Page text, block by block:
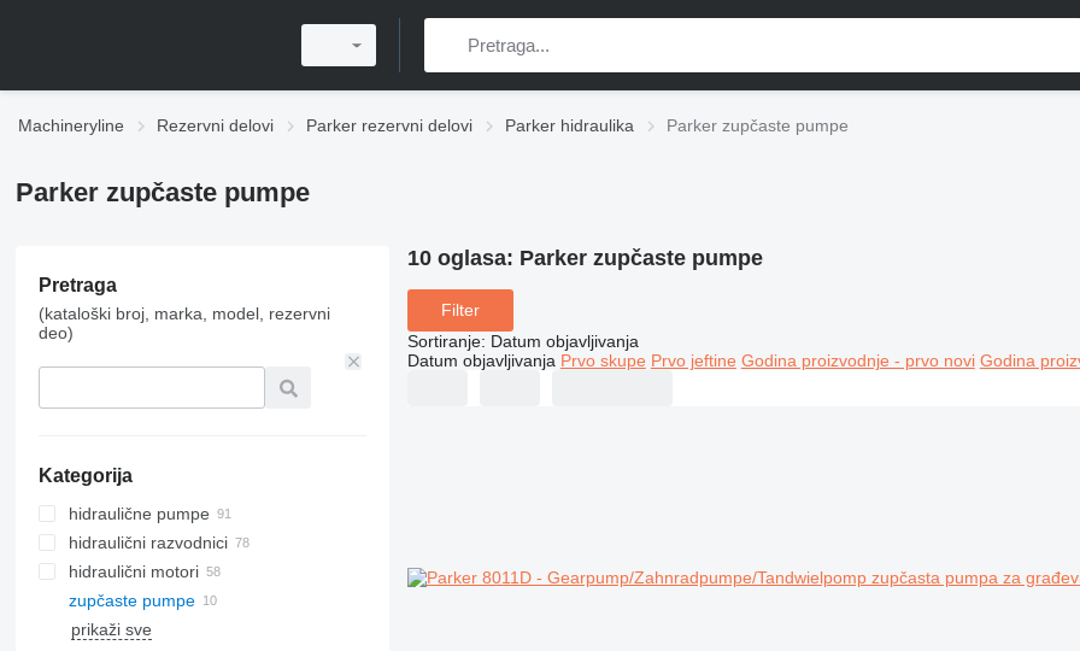
Machineryline Rezervni delovi Parker rezervni delovi Parker hidraulika Parker zupčaste pumpe
Parker zupčaste pumpe
Pretraga
(kataloški broj, marka, model, rezervni
deo)
Kategorija
hidraulične pumpe
hidraulični razvodnici
hidraulični motori
zupčaste pumpe
prikaži sve
10 oglasa: Parker zupčaste pumpe
Filter
Sortiranje: Datum objavljivanja
Datum objavljivanja Prvo skupe Prvo jeftine Godina proizvodnje - prvo novi Godina